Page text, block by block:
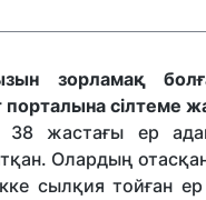
зорламақ
порталына сілтеме
жастағы ер
Олардың
сылқия тойған